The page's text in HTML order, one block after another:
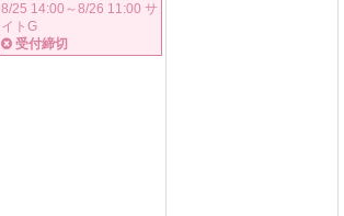
8/25 14:00～8/26 11:00 サ
イトG
受付締切